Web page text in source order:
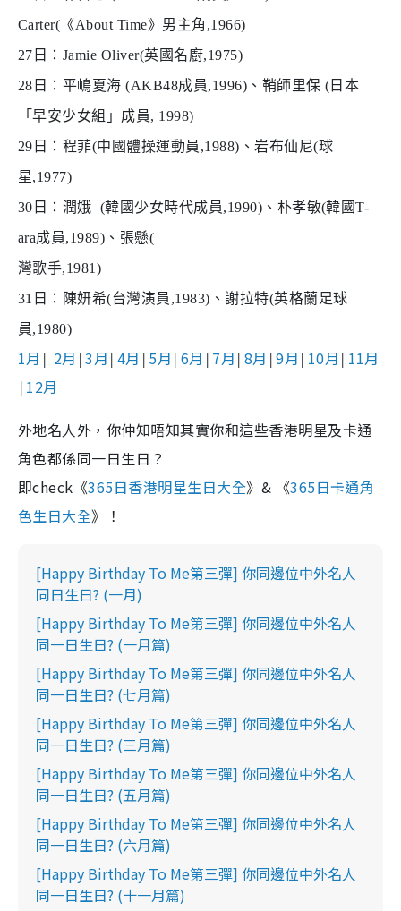
Carter( 《About Time》男主角 ,1966)
27 日： Jamie Oliver(英國名廚,1975)
28 日：平嶋夏海 (AKB48成員,1996) 、鞘師里保 ( 日本
「早安少女組」成員, 1998)
29 日：程菲(中國體操運動員 ,1988) 、岩布仙尼(球
星,1977)
30 日：潤娥 (韓國少女時代成員,1990) 、朴孝敏(韓國T-
ara成員,1989) 、張懸(
灣歌手,1981)
31 日：陳妍希(台灣演員 ,1983) 、謝拉特(英格蘭足球
員,1980)
1月 2月 │3月 4月 5月 6月 7月 8月 │9月 10月 11月
12月
外地名人外，你仲知唔知其實你和這些香港明星及卡通
角色都係同一日生日？
即check《365日香港明星生日大全》& 《365日卡通角
色生日大全》！
[Happy Birthday To Me第三彈] 你同邊位中外名人
同日生日? (一月)
[Happy Birthday To Me第三彈] 你同邊位中外名人
同一日生日? (一月篇)
[Happy Birthday To Me第三彈] 你同邊位中外名人
同一日生日? (七月篇)
[Happy Birthday To Me第三彈] 你同邊位中外名人
同一日生日? (三月篇)
[Happy Birthday To Me第三彈] 你同邊位中外名人
同一日生日? (五月篇)
[Happy Birthday To Me第三彈] 你同邊位中外名人
同一日生日? (六月篇)
[Happy Birthday To Me第三彈] 你同邊位中外名人
同一日生日? (十一月篇)